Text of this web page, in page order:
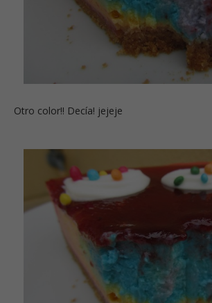
Otro color!! Decía! jejeje